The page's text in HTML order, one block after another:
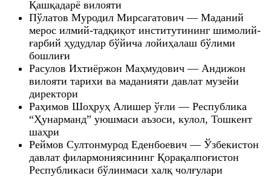
Қашқадарё вилояти
Пўлатов Муродил Мирсагатович — Маданий
мерос илмий-тадқиқот институтининг шимолий-
ғарбий ҳудудлар бўйича лойиҳалаш бўлими
бошлиғи
Расулов Ихтиёржон Маҳмудович — Андижон
вилояти тарихи ва маданияти давлат музейи
директори
Раҳимов Шоҳруҳ Алишер ўғли — Республика
“Ҳунарманд” уюшмаси аъзоси, кулол, Тошкент
шаҳри
Реймов Султонмурод Еденбоевич — Ўзбекистон
давлат филармониясининг Қорақалпоғистон
Республикаси бўлинмаси халқ чолғулари